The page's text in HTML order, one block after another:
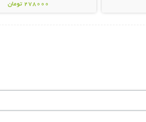
278000 تومان